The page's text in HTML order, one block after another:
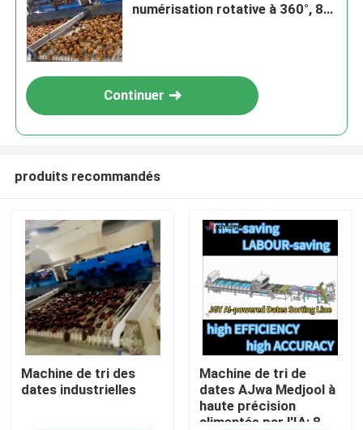
numérisation rotative à 360°, 8
Continuer
produits recommandés
Machine de tri des
dates industrielles
Machine de tri de
dates AJwa Medjool à
haute précision
alimentée par l'IA: 8